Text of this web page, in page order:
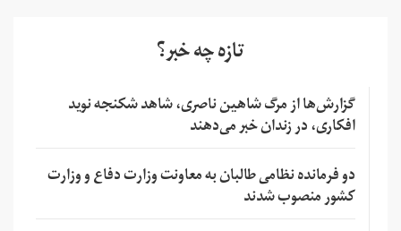
تازه چه خبر؟
گزارش‌ها از مرگ شاهین ناصری، شاهد شکنجه نوید
افکاری، در زندان خبر می‌دهند
دو فرمانده نظامی طالبان به معاونت وزارت دفاع و وزارت
کشور منصوب شدند